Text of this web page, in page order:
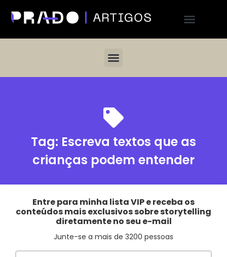
Tag: Escreva textos que as
crianças podem entender
Entre para minha lista VIP e receba os
conteúdos mais exclusivos sobre storytelling
diretamente no seu e-mail
Junte-se a mais de 3200 pessoas